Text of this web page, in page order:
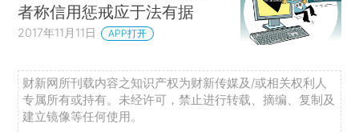
者称信用惩戒应于法有据
2017年11月11日 APP打开
财新网所刊载内容之知识产权为财新传媒及/或相关权利人
专属所有或持有。未经许可，禁止进行转载、摘编、复制及
建立镜像等任何使用。